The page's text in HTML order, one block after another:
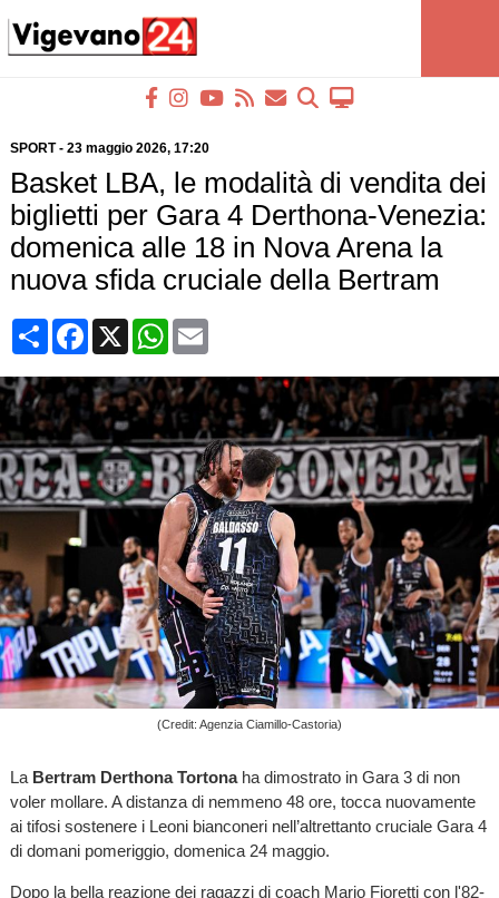
SPORT- 23 maggio 2026, 17:20
Basket LBA, le modalità di vendita dei
biglietti per Gara 4 Derthona-Venezia:
domenica alle 18 in Nova Arena la
nuova sfida cruciale della Bertram
CondividiFacebook
X WhatsApp
Email
(Credit: Agenzia Ciamillo-Castoria)
La Bertram Derthona Tortonaha dimostrato in Gara 3 di non
voler mollare. A distanza di nemmeno 48 ore, tocca nuovamente
ai tifosi sostenere i Leoni bianconeri nell’altrettanto cruciale Gara 4
di domani pomeriggio, domenica 24 maggio.
Dopo la bella reazione dei ragazzi di coach Mario Fioretti con l'82-